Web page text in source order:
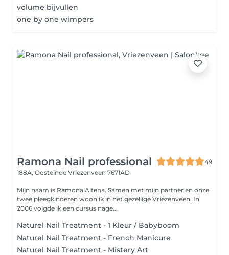
volume bijvullen
one by one wimpers
Ramona Nail professional
49
188A, Oosteinde Vriezenveen 7671AD
Mijn naam is Ramona Altena. Samen met mijn partner en onze
twee pleegkinderen woon ik in het gezellige Vriezenveen. In
2006 volgde ik een cursus nage...
Naturel Nail Treatment - 1 Kleur / Babyboom
Naturel Nail Treatment - French Manicure
Naturel Nail Treatment - Mistery Art